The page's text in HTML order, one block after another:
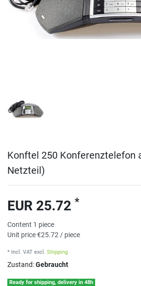
Konftel 250 Konferenztelefon
Netzteil)
EUR 25.72 *
Content 1 piece
Unit price€25.72 / piece
* Incl. VAT excl. Shipping
Zustand:Gebraucht
Ready for shipping, delivery in 48h